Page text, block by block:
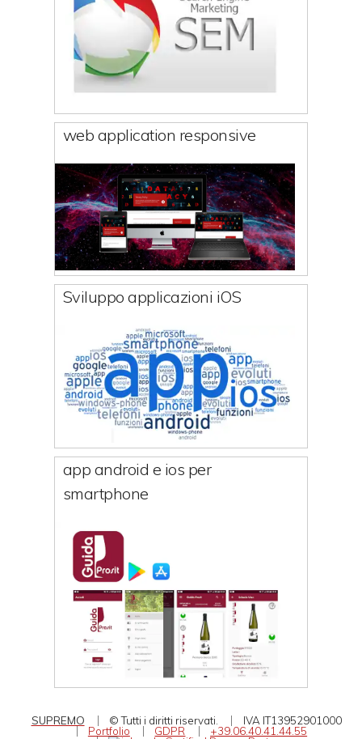
web application responsive
Sviluppo applicazioni iOS
app android e ios per
smartphone
SUPREMO © Tutti i diritti riservati.
IVA IT13952901000
Portfolio
GDPR +39.06.40.41.44.55